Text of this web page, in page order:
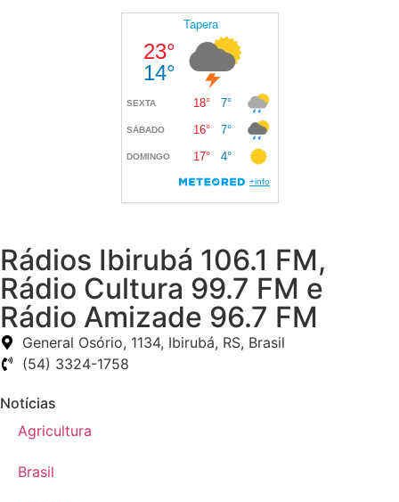
Rádios Ibirubá 106.1 FM,
Rádio Cultura 99.7 FM e
Rádio Amizade 96.7 FM
General Osório, 1134, Ibirubá, RS, Brasil
(54) 3324-1758
Notícias
Agricultura
Brasil